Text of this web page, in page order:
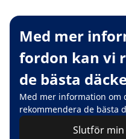
Med mer
fordon kan vi
de bästa
Med mer information om
rekommendera de bästa
Slutför